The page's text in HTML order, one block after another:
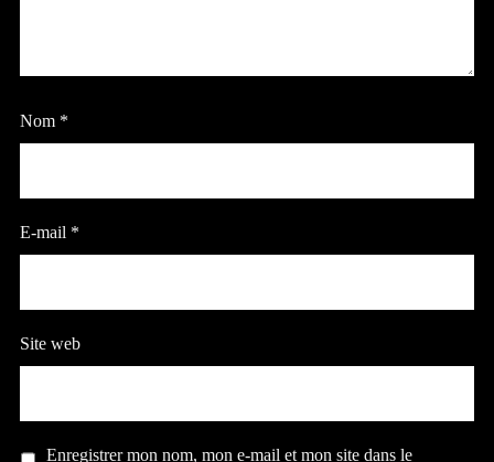
Nom *
E-mail *
Site web
Enregistrer mon nom, mon e-mail et mon site dans le